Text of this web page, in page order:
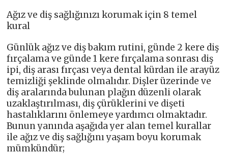
Ağız ve diş sağlığınızı korumak için 8 temel
kural
Günlük ağız ve diş bakım rutini, günde 2 kere diş
fırçalama ve günde 1 kere fırçalama sonrası diş
ipi, diş arası fırçası veya dental kürdan ile arayüz
temizliği şeklinde olmalıdır. Dişler üzerinde ve
diş aralarında bulunan plağın düzenli olarak
uzaklaştırılması, diş çürüklerini ve dişeti
hastalıklarını önlemeye yardımcı olmaktadır.
Bunun yanında aşağıda yer alan temel kurallar
ile ağız ve diş sağlığını yaşam boyu korumak
mümkündür;